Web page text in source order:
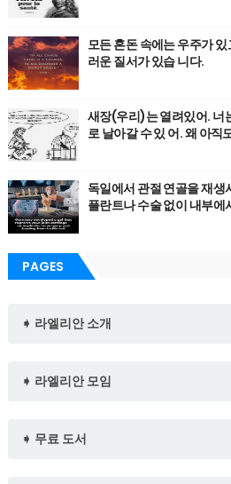
모든 혼돈 속에는 우주가
러운 질서가 있습 니다.
새장(우리)는 열려있어. 너
로 날아갈 수 있 어. 왜 아직
독일에서 관절 연골을 재
플란트나 수술 없이 내부에
PAGES
➧ 라엘리안 소개
➧ 라엘리안 모임
➧ 무료 도서